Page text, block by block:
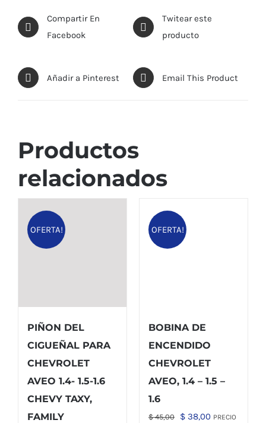
Compartir En
Facebook
Twitear este
producto
Añadir a Pinterest Email This Product
Productos
relacionados
OFERTA!
PIÑON DEL
CIGUEÑAL PARA
CHEVROLET
AVEO 1.4- 1.5-1.6
CHEVY TAXY,
FAMILY
OFERTA!
BOBINA DE
ENCENDIDO
CHEVROLET
AVEO, 1.4 – 1.5 –
1.6
$45,00
El
$ 38,00ElPRECIO